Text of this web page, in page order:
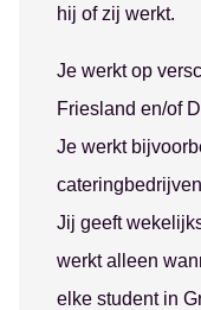
hij of zij werkt.
Je werkt op
Friesland en/of
Je werkt
Jij geeft
werkt alleen
elke student in